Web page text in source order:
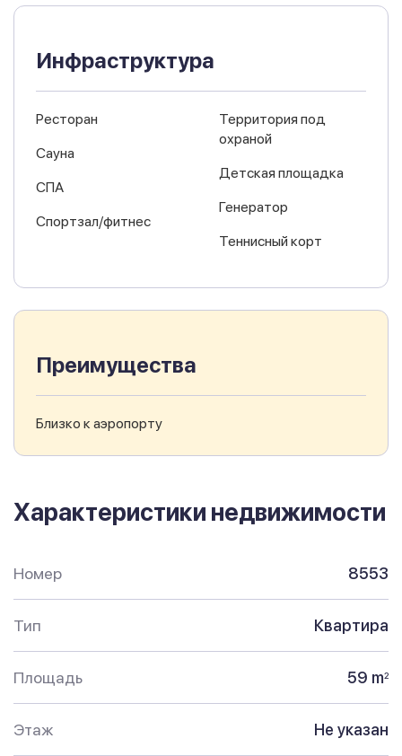
Инфраструктура
Ресторан
Сауна
СПА
Спортзал/фитнес
Территория под
охраной
Детская площадка
Генератор
Теннисный корт
Преимущества
Близко к аэропорту
Характеристики недвижимости
Номер 8553
Тип Квартира
Площадь 59 m2
Этаж Не указан